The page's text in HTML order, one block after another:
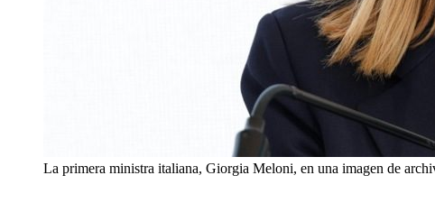
La primera ministra italiana, Giorgia Meloni, en una imagen de